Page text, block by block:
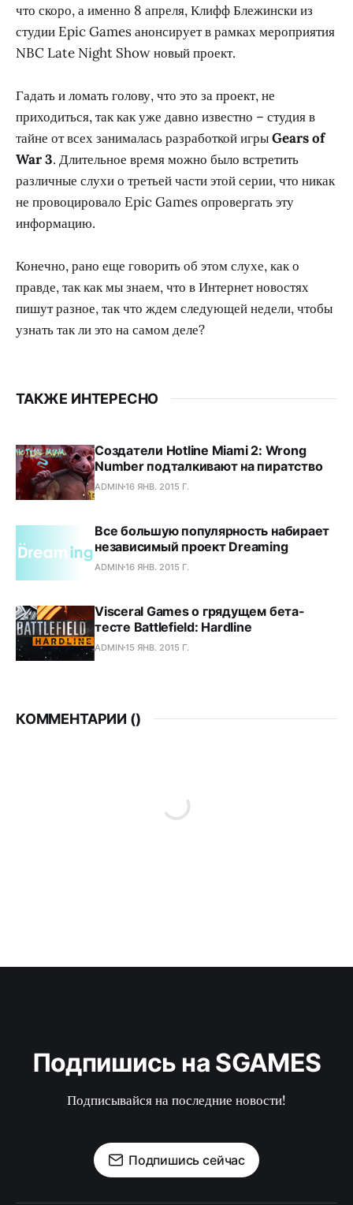
что скоро, а именно 8 апреля, Клифф Блежински из
студии Epic Games анонсирует в рамках мероприятия
NBC Late Night Show новый проект.
Гадать и ломать голову, что это за проект, не
приходиться, так как уже давно известно – студия в
тайне от всех занималась разработкой игрыGears of
War 3. Длительное время можно было встретить
различные слухи о третьей части этой серии, что никак
не провоцировало Epic Games опровергать эту
информацию.
Конечно, рано еще говорить об этом слухе, как о
правде, так как мы знаем, что в Интернет новостях
пишут разное, так что ждем следующей недели, чтобы
узнать так ли это на самом деле?
ТАКЖЕ ИНТЕРЕСНО
Создатели Hotline Miami 2: Wrong
Number подталкивают на пиратство
ADMIN16 ЯНВ. 2015 Г.
Все большую популярность набирает
независимый проект Dreaming
ADMIN16 ЯНВ. 2015 Г.
Visceral Games о грядущем бета-
тесте Battlefield: Hardline
ADMIN15 ЯНВ. 2015 Г.
КОММЕНТАРИИ ()
Подпишись на SGAMES
Подписывайся на последние новости!
Подпишись сейчас